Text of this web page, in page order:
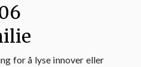
for å lyse innover eller